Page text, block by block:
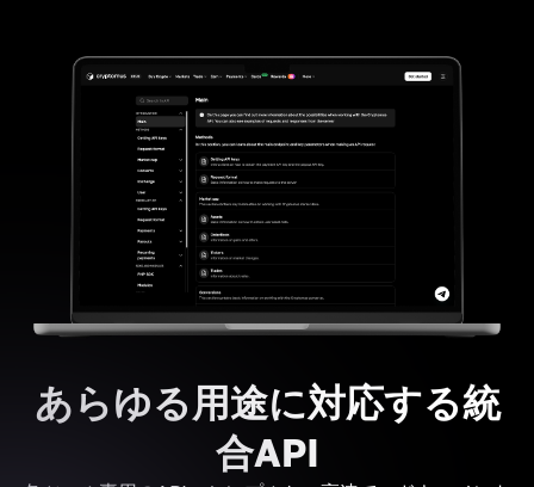
あらゆる用途に対応する統
合API